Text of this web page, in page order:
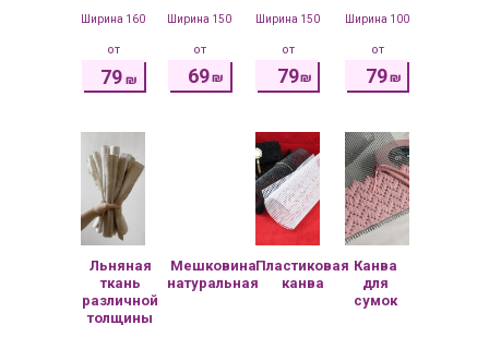
69₪ 79₪ 79₪
Ширина 160 Ширина 150 Ширина 150 Ширина 100
79 ₪
от от от от
Мешковина
натуральная
Пластиковая
канва
Льняная
ткань
различной
толщины
Канва
для
сумок